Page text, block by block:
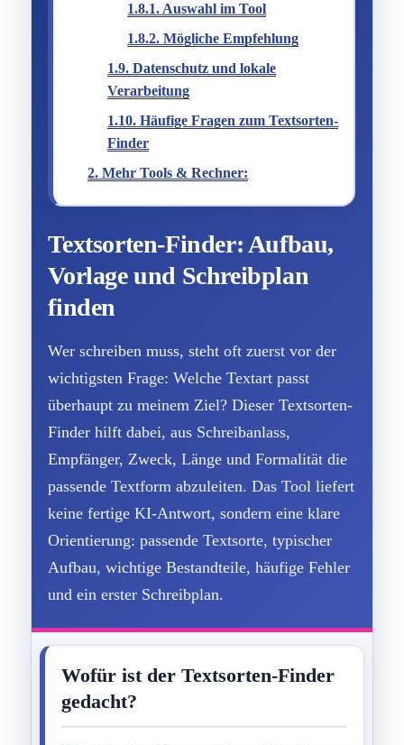
1.8.1. Auswahl im Tool
1.8.2. Mögliche Empfehlung
1.9. Datenschutz und lokale
Verarbeitung
1.10. Häufige Fragen zum Textsorten-
Finder
2. Mehr Tools & Rechner:
Textsorten-Finder: Aufbau,
Vorlage und Schreibplan
finden
Wer schreiben muss, steht oft zuerst vor der
wichtigsten Frage: Welche Textart passt
überhaupt zu meinem Ziel? Dieser Textsorten-
Finder hilft dabei, aus Schreibanlass,
Empfänger, Zweck, Länge und Formalität die
passende Textform abzuleiten. Das Tool liefert
keine fertige KI-Antwort, sondern eine klare
Orientierung: passende Textsorte, typischer
Aufbau, wichtige Bestandteile, häufige Fehler
und ein erster Schreibplan.
Wofür ist der Textsorten-Finder
gedacht?